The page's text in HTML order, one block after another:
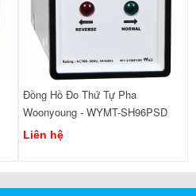
Đồng Hồ Đo Thứ Tự Pha
Woonyoung - WYMT-SH96PSD
Liên hệ